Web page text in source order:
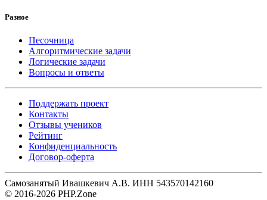
Разное
Песочница
Алгоритмические задачи
Логические задачи
Вопросы и ответы
Поддержать проект
Контакты
Отзывы учеников
Рейтинг
Конфиденциальность
Договор-оферта
Самозанятый Ивашкевич А.В. ИНН 543570142160
© 2016-2026 PHP.Zone